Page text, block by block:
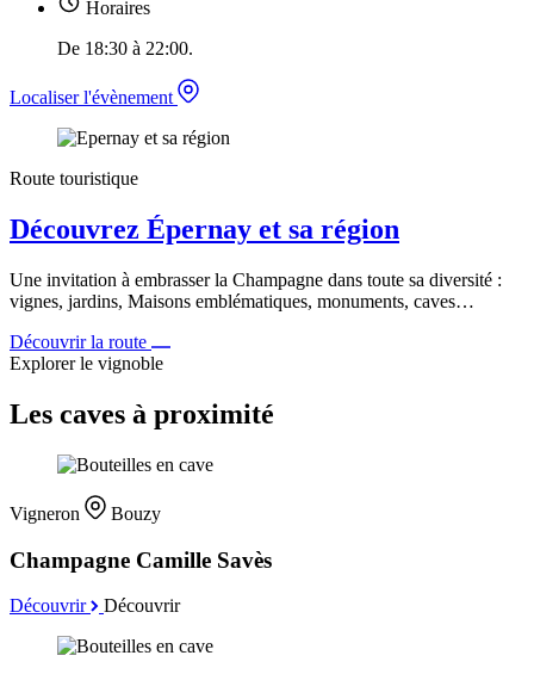
Horaires
De 18:30 à 22:00.
Localiser l'évènement
Route touristique
Découvrez Épernay et sa région
Une invitation à embrasser la Champagne dans toute sa diversité :
vignes, jardins, Maisons emblématiques, monuments, caves…
Découvrir la route
Explorer le vignoble
Les caves à proximité
Vigneron Bouzy
Champagne Camille Savès
Découvrir Découvrir